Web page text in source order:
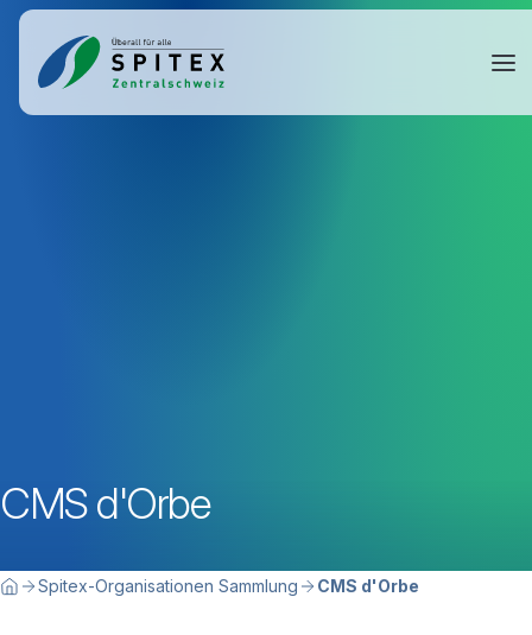
CMS d'Orbe
Breadcrumbnavigation
Sie befinden sich hier:
HomeSpitex-Organisationen Sammlung CMS d'Orbe